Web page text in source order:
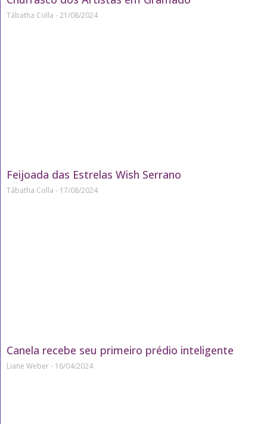
Tábatha Colla 21/08/2024
Feijoada das Estrelas Wish Serrano
Tábatha Colla 17/08/2024
Canela recebe seu primeiro prédio inteligente
Liane Weber 16/04/2024